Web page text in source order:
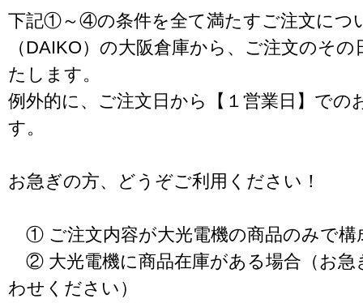
下記①～④の条件を全て満たすご注文につ
（DAIKO）の大阪倉庫から、ご注文のそ
たします。
例外的に、ご注文日から【１営業日】での
す。
お急ぎの方、どうぞご利用ください！
① ご注文内容が大光電機の商品のみで構
② 大光電機に商品在庫がある場合（お急
わせください）